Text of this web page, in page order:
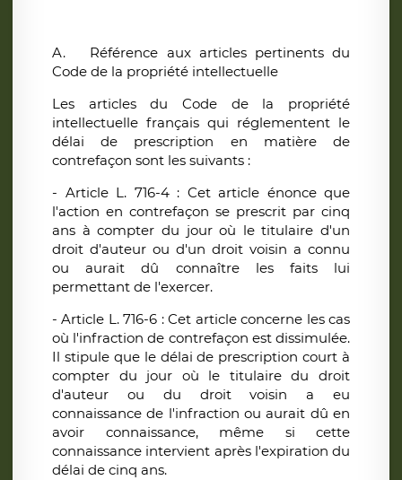
A.
Référence aux articles pertinents du
Code de la propriété intellectuelle
Les articles du Code de la propriété
intellectuelle français qui réglementent le
délai de prescription en matière de
contrefaçon sont les suivants :
- Article L. 716-4 : Cet article énonce que
l'action en contrefaçon se prescrit par cinq
ans à compter du jour où le titulaire d'un
droit d'auteur ou d'un droit voisin a connu
ou aurait dû connaître les faits lui
permettant de l'exercer.
- Article L. 716-6 : Cet article concerne les cas
où l'infraction de contrefaçon est dissimulée.
Il stipule que le délai de prescription court à
compter du jour où le titulaire du droit
d'auteur ou du droit voisin a eu
connaissance de l'infraction ou aurait dû en
avoir connaissance, même si cette
connaissance intervient après l'expiration du
délai de cinq ans.